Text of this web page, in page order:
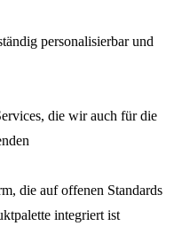
personalisierbar und
die wir auch für die
die auf offenen Standards
integriert ist